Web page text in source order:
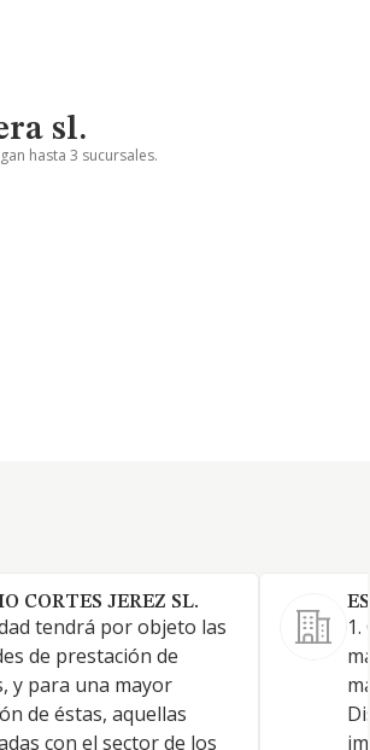
sl.
hasta 3 sucursales.
CORTES JEREZ SL.
tendrá por objeto las
de prestación de
y para una mayor
de éstas, aquellas
con el sector de los